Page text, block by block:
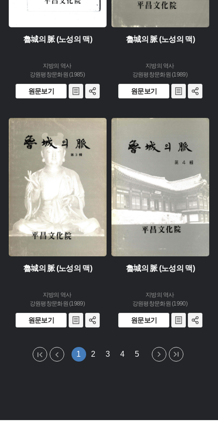
魯城의 脈 (노성의 맥)
지방의 역사
강원평창문화원 (1985)
원문보기
魯城의 脈 (노성의 맥)
지방의 역사
강원평창문화원 (1989)
원문보기
주제 :
생산 :
소장 :
魯城의 脈 (노성의 맥)
지방의 역사
강원평창문화원 (1989)
원문보기
주제 :
발행 :
생산 :
소장 :
魯城의 脈 (노성의 맥)
지방의 역사
강원평창문화원 (1990)
원문보기
1 2 3 4 5